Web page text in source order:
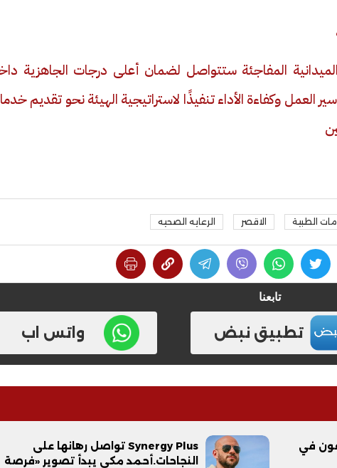
المفاجئة ستتواصل لضمان أعلى درجات الجاهزية
العمل وكفاءة الأداء تنفيذًا لاستراتيجية الهيئة نحو تقديم
الطبية الاقصر الرعايه الصحيه
تابعنا
تطبيق نبض واتس اب
في
Synergy Plus تواصل رهانها على
النجاحات.أحمد مكي يبدأ تصوير «فرصة
صرح ديني في القوصية..
تحفة معمارية بتكلفة تجاوزت 20
ابني بطل وفخورة بيه.. أول
تصدره التريند| فيديو